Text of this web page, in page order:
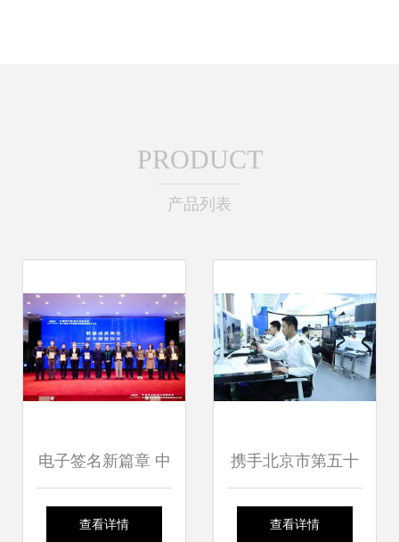
PRODUCT
产品列表
电子签名新篇章 中
国电子信息行业联
查看详情
携手北京市第五十
七中学 中招信息技
查看详情